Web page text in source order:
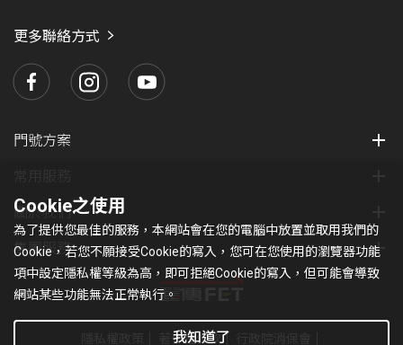
更多聯絡方式
門號方案
關於我們
集團服務
著作權條款
Cookie之使用
為了提供您最佳的服務，本網站會在您的電腦中放置並取用我們的
Cookie，若您不願接受Cookie的寫入，您可在您使用的瀏覽器功能
項中設定隱私權等級為高，即可拒絕Cookie的寫入，但可能會導致
網站某些功能無法正常執行。
我知道了